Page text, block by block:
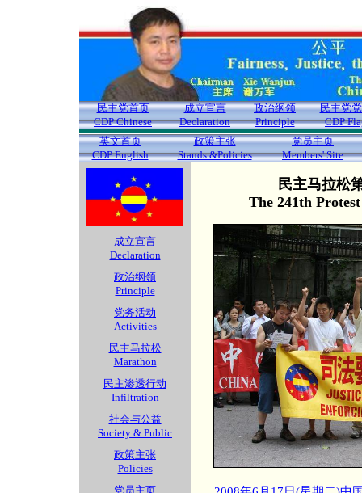
民主党首页
CDP Chinese
成立宣言
Declaration
政治纲领
Principle
民主党
CDP
英文首页
CDP English
政策主张
Stands &Policies
党员主页
Members' Site
成立宣言
Declaration
政治纲领
Principle
党务活动
Activities
民主马拉松
Marathon
民主渗透行动
Infiltration
社会与公益
Society & Public
政策主张
Policies
党员主页
民主马拉松
The 241th